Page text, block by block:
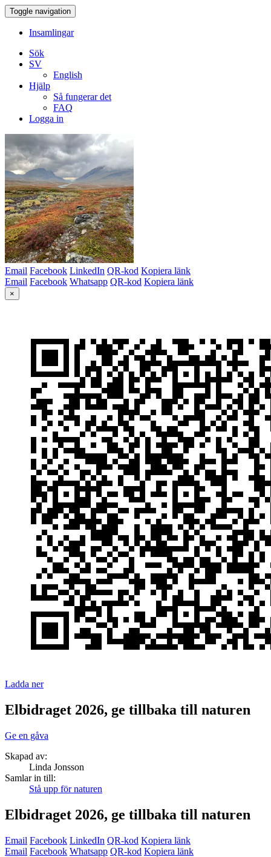
Toggle navigation
Insamlingar
Sök
SV
English
Hjälp
Så fungerar det
FAQ
Logga in
Email Facebook LinkedIn QR-kod Kopiera länk
Email Facebook Whatsapp QR-kod Kopiera länk
×
Ladda ner
Elbidraget 2026, ge tillbaka till naturen
Ge en gåva
Skapad av:
Linda Jonsson
Samlar in till:
Stå upp för naturen
Elbidraget 2026, ge tillbaka till naturen
Email Facebook LinkedIn QR-kod Kopiera länk
Email Facebook Whatsapp QR-kod Kopiera länk